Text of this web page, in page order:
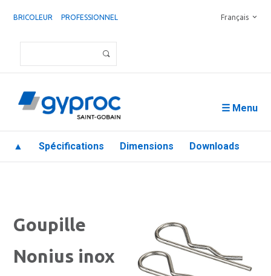
BRICOLEUR PROFESSIONNEL Français
☰ Menu
▲ Spécifications Dimensions Downloads
Goupille
Nonius inox